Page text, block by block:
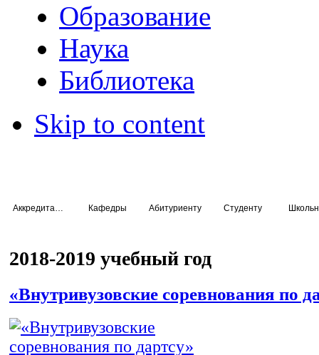
Образование
Наука
Библиотека
Skip to content
Кафедры Абитуриенту Студенту
2018-2019 учебный год
«Внутривузовские соревнования по